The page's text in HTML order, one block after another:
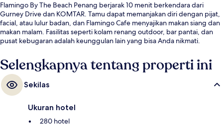
Flamingo By The Beach Penang berjarak 10 menit berkendara dari
Gurney Drive dan KOMTAR. Tamu dapat memanjakan diri dengan pijat,
facial, atau lulur badan, dan Flamingo Cafe menyajikan makan siang dan
makan malam. Fasilitas seperti kolam renang outdoor, bar pantai, dan
pusat kebugaran adalah keunggulan lain yang bisa Anda nikmati.
Selengkapnya tentang properti ini
Sekilas
Ukuran hotel
280 hotel